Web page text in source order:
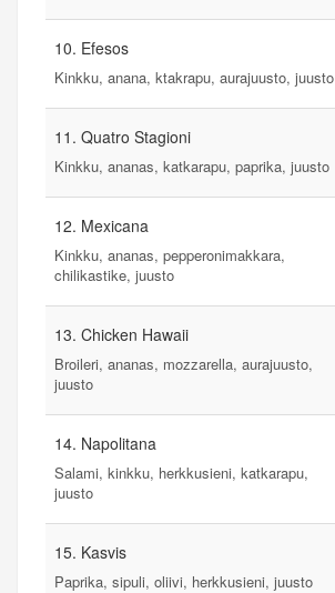
10. Efesos
Kinkku, anana, ktakrapu, aurajuusto, juusto
11. Quatro Stagioni
Kinkku, ananas, katkarapu, paprika, juusto
12. Mexicana
Kinkku, ananas, pepperonimakkara,
chilikastike, juusto
13. Chicken Hawaii
Broileri, ananas, mozzarella, aurajuusto,
juusto
14. Napolitana
Salami, kinkku, herkkusieni, katkarapu,
juusto
15. Kasvis
Paprika, sipuli, oliivi, herkkusieni, juusto